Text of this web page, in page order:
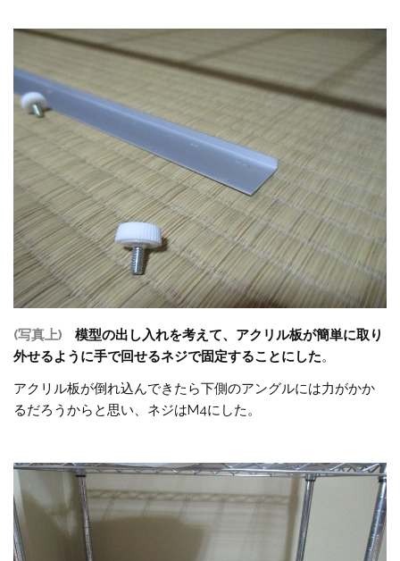
(写真上)
模型の出し入れを考えて、アクリル板が簡単に取り
外せるように手で回せるネジで固定することにした。
アクリル板が倒れ込んできたら下側のアングルには力がかか
るだろうからと思い、ネジはM4にした。